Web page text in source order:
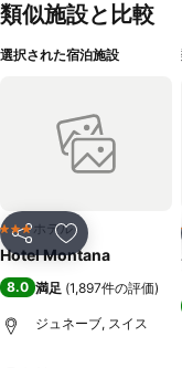
類似施設と比較
選択された宿泊施設
シェア お気に入りに
3 ホテルのランク
ホテル
Hotel Montana
8.0 満足 (1,897件の評価)
ジュネーブ, スイス